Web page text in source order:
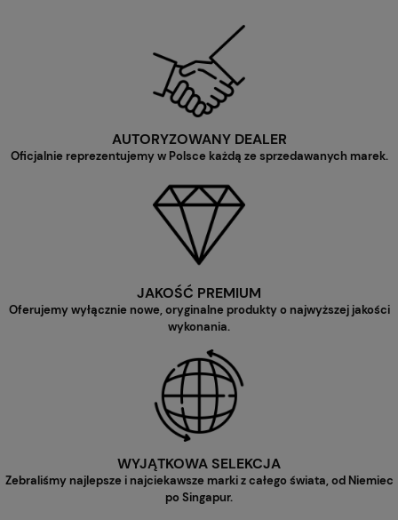
AUTORYZOWANY DEALER
Oficjalnie reprezentujemy w Polsce każdą ze sprzedawanych marek.
JAKOŚĆ PREMIUM
Oferujemy wyłącznie nowe, oryginalne produkty o najwyższej jakości
wykonania.
WYJĄTKOWA SELEKCJA
Zebraliśmy najlepsze i najciekawsze marki z całego świata, od Niemiec
po Singapur.